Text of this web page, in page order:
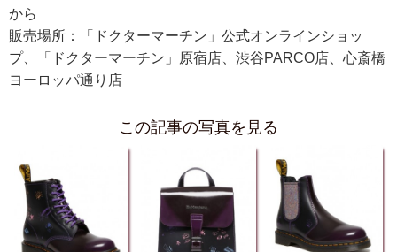
から
販売場所：「ドクターマーチン」公式オンラインショッ
プ、「ドクターマーチン」原宿店、渋谷PARCO店、心斎橋
ヨーロッパ通り店
この記事の写真を見る